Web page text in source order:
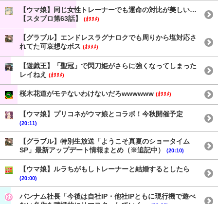
【ウマ娘】同じ女性トレーナーでも運命の対比が美しい…
【スタブロ第63話】
(ｵﾇﾇﾒ)
【グラブル】エンドレスラグナロクでも周りから塩対応さ
れてた可哀想なボス (ｵﾇﾇﾒ)
【遊戯王】「聖冠」で閃刀姫がさらに強くなってしまった
レイねえ
(ｵﾇﾇﾒ)
桜木花道がモテないわけないだろwwwwww (ｵﾇﾇﾒ)
【ウマ娘】プリコネがウマ娘とコラボ！今秋開催予定
(20:11)
【グラブル】特別生放送「ようこそ真夏のショータイム
SP」最新アップデート情報まとめ（※追記中）
(20:10)
【ウマ娘】ルラちがもしトレーナーと結婚するとしたら
(20:00)
バンナム社長「今後は自社IP・他社IPともに現行機で遊べ